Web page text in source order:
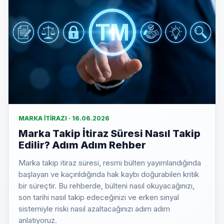
MARKA İTIRAZI · 16.06.2026
Marka Takip İtiraz Süresi Nasıl Takip
Edilir? Adım Adım Rehber
Marka takip itiraz süresi, resmi bülten yayımlandığında
başlayan ve kaçırıldığında hak kaybı doğurabilen kritik
bir süreçtir. Bu rehberde, bülteni nasıl okuyacağınızı,
son tarihi nasıl takip edeceğinizi ve erken sinyal
sistemiyle riski nasıl azaltacağınızı adım adım
anlatıyoruz.